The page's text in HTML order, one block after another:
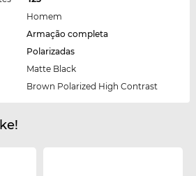
Homem
Armação completa
Polarizadas
Matte Black
Brown Polarized High Contrast